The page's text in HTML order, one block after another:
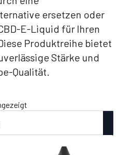
ersetzen oder
E-Liquid für Ihren
Produktreihe bietet
Stärke und
Qualität.